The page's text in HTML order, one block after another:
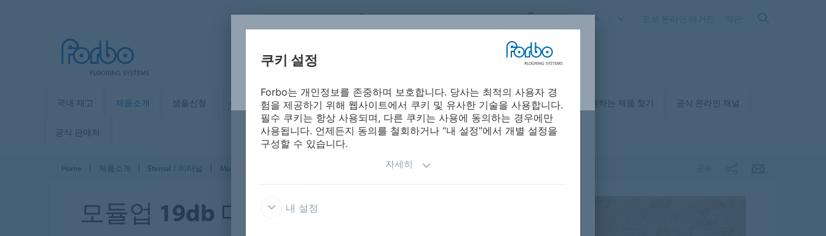
FORBO FLOORING SYSTEMS SOUTH KOREA
국내 재고 제품소개 샘플신청 사례ㅣ시뮬레이션
시방서ㅣ제품 자
료
설치 및 유지보수
포보 온라인 매거
진
원하는 제품 찾기 공식 온라인 채널
공식 판매처
Home 제품소개 Eternalㅣ이터널 Modul'up 19 dB loose lay vinyl 모듈업 19dB 머터리얼
모듈업 19db 머터리얼
쿠키 설정
Forbo는 개인정보를 존중하며 보호합니다. 당사는 최적의 사용자 경
험을 제공하기 위해 웹사이트에서 쿠키 및 유사한 기술을 사용합니다.
필수 쿠키는 항상 사용되며, 다른 쿠키는 사용에 동의하는 경우에만
사용됩니다. 언제든지 동의를 철회하거나 “내 설정”에서 개별 설정을
구성할 수 있습니다.
자세히
내 설정